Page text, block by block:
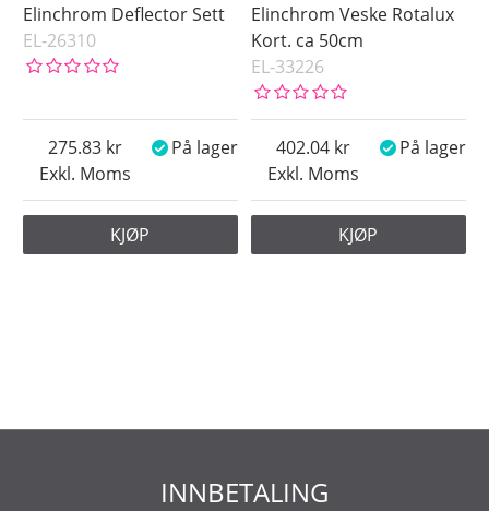
Elinchrom Deflector Sett
EL-26310
Exkl. Moms
275.83 På lager
KJØP
Elinchrom Veske Rotalux
Kort. ca 50cm
EL-33226
Exkl. Moms
402.04 På lager
KJØP
INNBETALING